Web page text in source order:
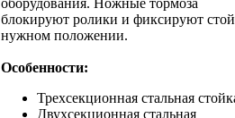
блокируют ролики и фиксируют
нужном положении.
Особенности:
Трехсекционная стальная
Двухсекционная стальная